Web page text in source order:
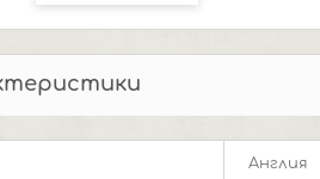
Англия